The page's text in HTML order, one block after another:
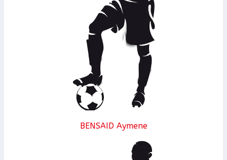
BENSAID Aymene